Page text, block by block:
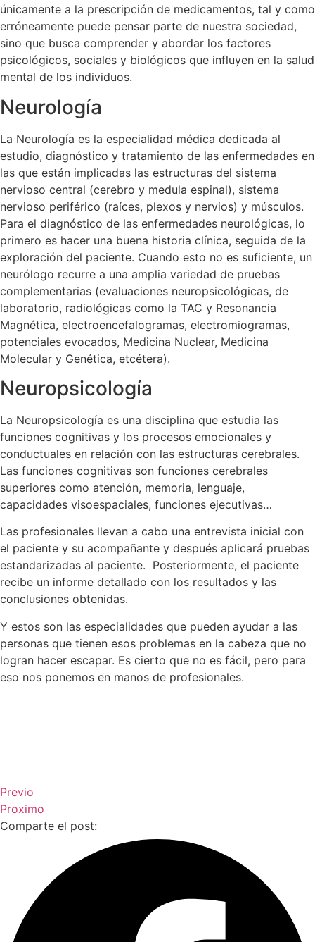
únicamente a la prescripción de medicamentos, tal y como
erróneamente puede pensar parte de nuestra sociedad,
sino que busca comprender y abordar los factores
psicológicos, sociales y biológicos que influyen en la salud
mental de los individuos.
Neurología
La Neurología es la especialidad médica dedicada al
estudio, diagnóstico y tratamiento de las enfermedades en
las que están implicadas las estructuras del sistema
nervioso central (cerebro y medula espinal), sistema
nervioso periférico (raíces, plexos y nervios) y músculos.
Para el diagnóstico de las enfermedades neurológicas, lo
primero es hacer una buena historia clínica, seguida de la
exploración del paciente. Cuando esto no es suficiente, un
neurólogo recurre a una amplia variedad de pruebas
complementarias (evaluaciones neuropsicológicas, de
laboratorio, radiológicas como la TAC y Resonancia
Magnética, electroencefalogramas, electromiogramas,
potenciales evocados, Medicina Nuclear, Medicina
Molecular y Genética, etcétera).
Neuropsicología
La Neuropsicología es una disciplina que estudia las
funciones cognitivas y los procesos emocionales y
conductuales en relación con las estructuras cerebrales.
Las funciones cognitivas son funciones cerebrales
superiores como atención, memoria, lenguaje,
capacidades visoespaciales, funciones ejecutivas…
Las profesionales llevan a cabo una entrevista inicial con
el paciente y su acompañante y después aplicará pruebas
estandarizadas al paciente. Posteriormente, el paciente
recibe un informe detallado con los resultados y las
conclusiones obtenidas.
Y estos son las especialidades que pueden ayudar a las
personas que tienen esos problemas en la cabeza que no
logran hacer escapar. Es cierto que no es fácil, pero para
eso nos ponemos en manos de profesionales.
Previo
Proximo
Comparte el post: